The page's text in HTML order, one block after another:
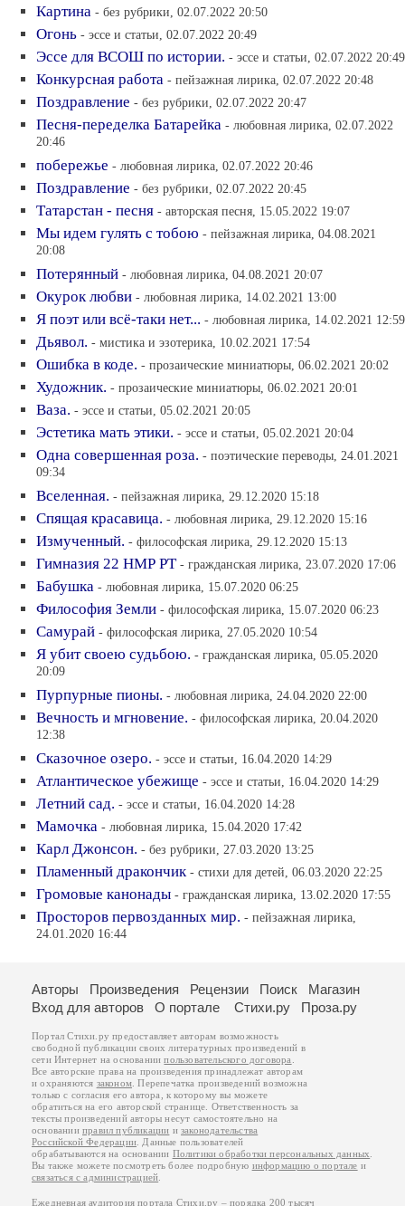
Картина - без рубрики, 02.07.2022 20:50
Огонь - эссе и статьи, 02.07.2022 20:49
Эссе для ВСОШ по истории. - эссе и статьи, 02.07.2022 20:49
Конкурсная работа - пейзажная лирика, 02.07.2022 20:48
Поздравление - без рубрики, 02.07.2022 20:47
Песня-переделка Батарейка - любовная лирика, 02.07.2022
20:46
побережье - любовная лирика, 02.07.2022 20:46
Поздравление - без рубрики, 02.07.2022 20:45
Татарстан - песня - авторская песня, 15.05.2022 19:07
Мы идем гулять с тобою - пейзажная лирика, 04.08.2021
20:08
Потерянный - любовная лирика, 04.08.2021 20:07
Окурок любви - любовная лирика, 14.02.2021 13:00
Я поэт или всё-таки нет... - любовная лирика, 14.02.2021 12:59
Дьявол. - мистика и эзотерика, 10.02.2021 17:54
Ошибка в коде. - прозаические миниатюры, 06.02.2021 20:02
Художник. - прозаические миниатюры, 06.02.2021 20:01
Ваза. - эссе и статьи, 05.02.2021 20:05
Эстетика мать этики. - эссе и статьи, 05.02.2021 20:04
Одна совершенная роза. - поэтические переводы, 24.01.2021
09:34
Вселенная. - пейзажная лирика, 29.12.2020 15:18
Спящая красавица. - любовная лирика, 29.12.2020 15:16
Измученный. - философская лирика, 29.12.2020 15:13
Гимназия 22 НМР РТ - гражданская лирика, 23.07.2020 17:06
Бабушка - любовная лирика, 15.07.2020 06:25
Философия Земли - философская лирика, 15.07.2020 06:23
Самурай - философская лирика, 27.05.2020 10:54
Я убит своею судьбою. - гражданская лирика, 05.05.2020
20:09
Пурпурные пионы. - любовная лирика, 24.04.2020 22:00
Вечность и мгновение. - философская лирика, 20.04.2020
12:38
Сказочное озеро. - эссе и статьи, 16.04.2020 14:29
Атлантическое убежище - эссе и статьи, 16.04.2020 14:29
Летний сад. - эссе и статьи, 16.04.2020 14:28
Мамочка - любовная лирика, 15.04.2020 17:42
Карл Джонсон. - без рубрики, 27.03.2020 13:25
Пламенный дракончик - стихи для детей, 06.03.2020 22:25
Громовые канонады - гражданская лирика, 13.02.2020 17:55
Просторов первозданных мир. - пейзажная лирика,
24.01.2020 16:44
Авторы Произведения Рецензии Поиск
Магазин
Вход для авторов
О портале Стихи.ру Проза.ру
Портал Стихи.ру предоставляет авторам возможность
свободной публикации своих литературных произведений в
сети Интернет на основаниипользовательского договора
Все авторские права на произведения принадлежат авторам
и охраняются законом . Перепечатка произведений возможна
только с согласия его автора, к которому вы можете
обратиться на его авторской странице. Ответственность за
тексты произведений авторы несут самостоятельно на
основанииправил публикации изаконодательства
Российской Федерации . Данные пользователей
обрабатываются на основании Политики обработки персональных данных
Вы также можете посмотреть более подробную информацию о портале и
связаться с администрацией
Ежедневная аудитория портала Стихи.ру – порядка 200 тысяч